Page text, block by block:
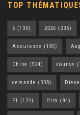
TOP
6 (135) 2026 (206)
Assurance (185)
Chine (524) course
demande (338) Diesel
F1 (124) film (84)